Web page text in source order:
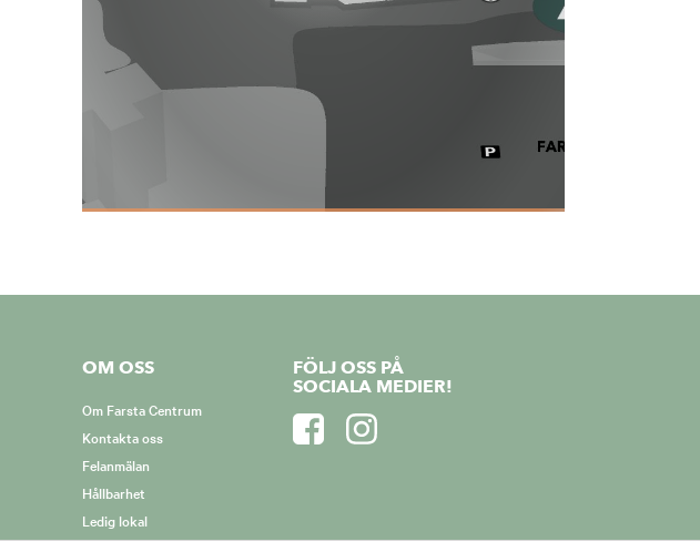
OM OSS
Om Farsta Centrum
Kontakta oss
Felanmälan
Hållbarhet
Ledig lokal
FÖLJ OSS PÅ
SOCIALA MEDIER!
https://www.facebook.com/FarstaCentrum/
https://www.instagram.com/farstacentrum/